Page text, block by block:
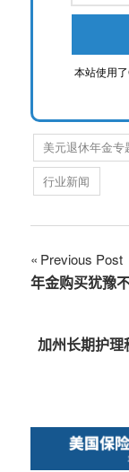
本站使用
美元退休年金专
行业新闻
文
章
导
Previous Post
年金购买犹豫
加州长期护理